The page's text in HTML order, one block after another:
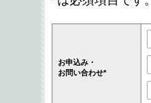
お申込み・
お問い合わせ*